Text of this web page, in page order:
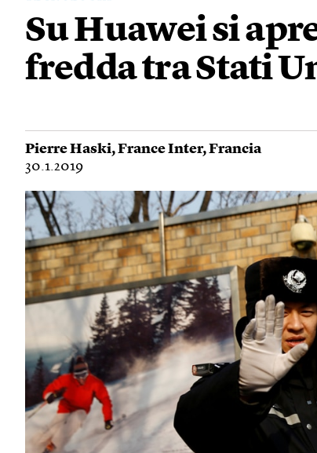
Su Huawei si
fredda tra Stati
Pierre Haski,France Inter,Francia
30.1.2019